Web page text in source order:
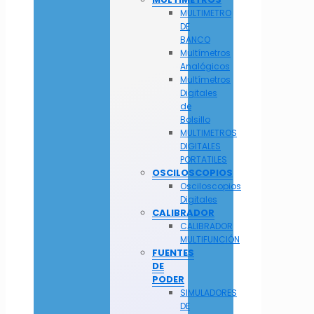
MULTIMETRO
DE
BANCO
Multímetros
Analógicos
Multímetros
Digitales
de
Bolsillo
MULTIMETROS
DIGITALES
PORTATILES
OSCILOSCOPIOS
Osciloscopios
Digitales
CALIBRADOR
CALIBRADOR
MULTIFUNCIÓN
FUENTES
DE
PODER
SIMULADORES
DE